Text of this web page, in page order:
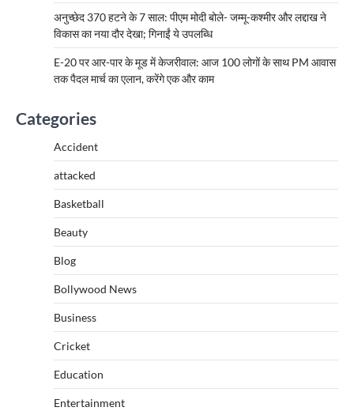
अनुच्छेद 370 हटने के 7 साल: पीएम मोदी बोले- जम्मू-कश्मीर और लद्दाख ने
विकास का नया दौर देखा; गिनाईं ये उपलब्धि
E-20 पर आर-पार के मूड में केजरीवाल: आज 100 लोगों के साथ PM आवास
तक पैदल मार्च का एलान, करेंगे एक और काम
Categories
Accident
attacked
Basketball
Beauty
Blog
Bollywood News
Business
Cricket
Education
Entertainment